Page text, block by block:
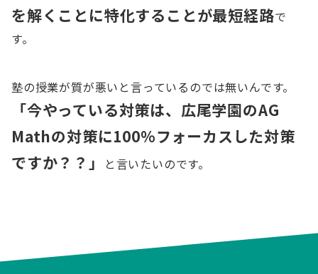
を解くことに特化することが最短経路で
す。
塾の授業が質が悪いと言っているのでは無いんです。
「今やっている対策は、広尾学園のAG
Mathの対策に100%フォーカスした対策
ですか？？」
と言いたいのです。